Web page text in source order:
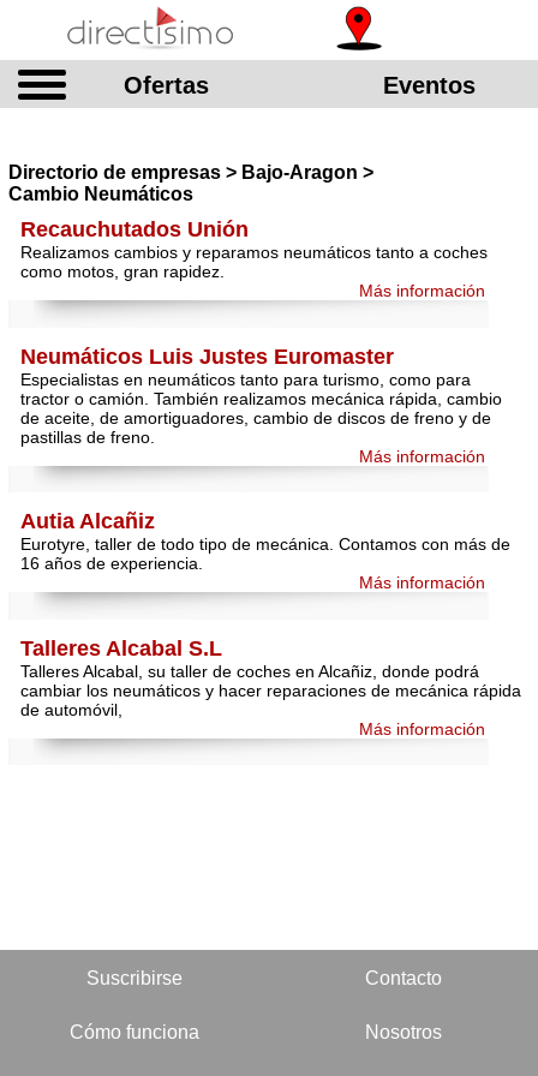
Ofertas Eventos
Directorio de empresas > Bajo-Aragon >
Cambio Neumáticos
Recauchutados Unión
Realizamos cambios y reparamos neumáticos tanto a coches
como motos, gran rapidez.
Más información
Neumáticos Luis Justes Euromaster
Especialistas en neumáticos tanto para turismo, como para
tractor o camión. También realizamos mecánica rápida, cambio
de aceite, de amortiguadores, cambio de discos de freno y de
pastillas de freno.
Más información
Autia Alcañiz
Eurotyre, taller de todo tipo de mecánica. Contamos con más de
16 años de experiencia.
Más información
Talleres Alcabal S.L
Talleres Alcabal, su taller de coches en Alcañiz, donde podrá
cambiar los neumáticos y hacer reparaciones de mecánica rápida
de automóvil,
Más información
Suscribirse Contacto
Cómo funciona Nosotros